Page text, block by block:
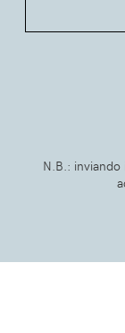
N.B.: